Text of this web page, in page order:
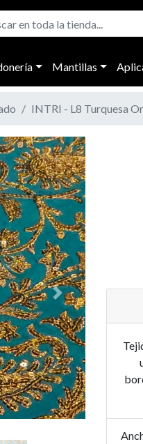
Mantillas
INTRI - L8 Turquesa
Next